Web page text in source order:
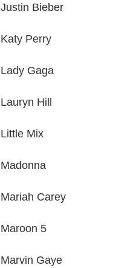
Justin Bieber
Katy Perry
Lady Gaga
Lauryn Hill
Little Mix
Madonna
Mariah Carey
Maroon 5
Marvin Gaye